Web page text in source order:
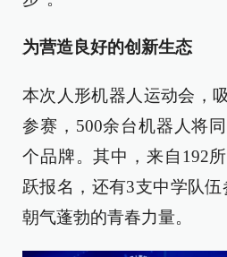
为营造良好的创新生态
本次人形机器人运动会，
参赛，500余台机器人将
个品牌。其中，来自192
跃报名，还有3支中学队
朝气蓬勃的青春力量。